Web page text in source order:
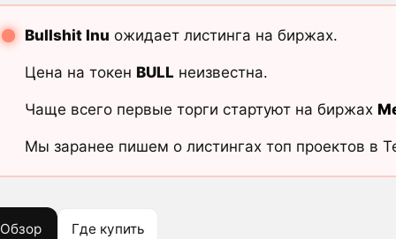
Bullshit Inu ожидает листинга на биржах.
Цена на токен BULL неизвестна.
Чаще всего первые торги стартуют на биржах
Мы заранее пишем о листингах топ проектов в
Обзор Где купить